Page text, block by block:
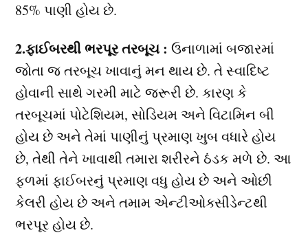
85% પાણી હોય છે.
2.ફાઈબરથી ભરપૂર તરબૂચ : ઉનાળામાં બજારમાં
જોતા જ તરબૂચ ખાવાનું મન થાય છે. તે સ્વાદિષ્ટ
હોવાની સાથે ગરમી માટે જરૂરી છે. કારણ કે
તરબૂચમાં પોટેશિયમ, સોડિયમ અને વિટામિન બી
હોય છે અને તેમાં પાણીનું પ્રમાણ ખુબ વધારે હોય
છે, તેથી તેને ખાવાથી તમારા શરીરને ઠંડક મળે છે. આ
ફળમાં ફાઈબરનું પ્રમાણ વધુ હોય છે અને ઓછી
કેલરી હોય છે અને તમામ એન્ટીઓક્સીડેન્ટથી
ભરપૂર હોય છે.